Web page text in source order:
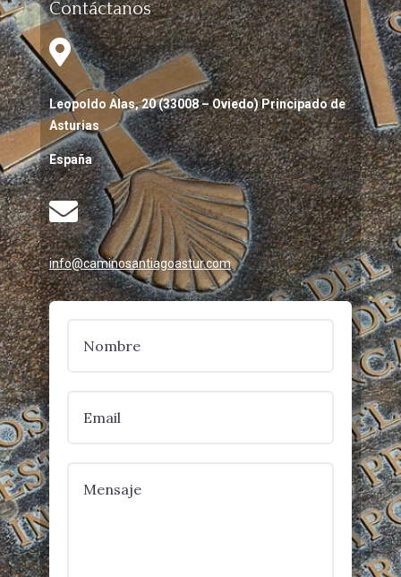
Contáctanos

Leopoldo Alas, 20 (33008 – Oviedo) Principado de
Asturias
España

info@caminosantiagoastur.com